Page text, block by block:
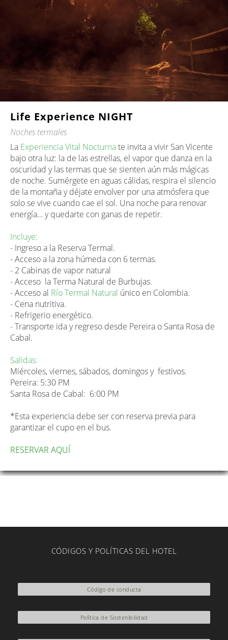
Life Experience NIGHT
Noches termales
La Experiencia Vital Nocturnate invita a vivir San Vicente
bajo otra luz: la de las estrellas, el vapor que danza en la
oscuridad y las termas que se sienten aún más mágicas
de noche. Sumérgete en aguas cálidas, respira el silencio
de la montaña y déjate envolver por una atmósfera que
solo se vive cuando cae el sol. Una noche para renovar
energía… y quedarte con ganas de repetir.
Incluye:
- Ingreso a la Reserva Termal.
- Acceso a la zona húmeda con 6 termas.
- 2 Cabinas de vapor natural
- Acceso la Terma Natural de Burbujas.
- Acceso al Río Termal Natural único en Colombia.
- Cena nutritiva.
- Refrigerio energético.
- Transporte ida y regreso desde Pereira o Santa Rosa de
Cabal.
Salidas:
Miércoles, viernes, sábados, domingos y festivos.
Pereira: 5:30 PM
Santa Rosa de Cabal: 6:00 PM
*Esta experiencia debe ser con reserva previa para
garantizar el cupo en el bus.
RESERVAR AQUÍ
CÓDIGOS Y POLÍTICAS DEL HOTEL
Código de conducta
Política de Sostenibilidad